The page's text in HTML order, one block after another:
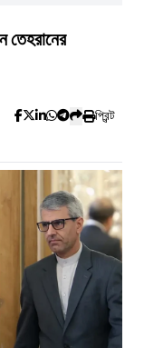
তেহরানের
প্রিন্ট